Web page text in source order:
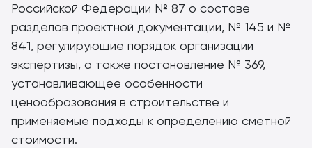
Российской Федерации № 87 о составе
разделов проектной документации, № 145 и №
841, регулирующие порядок организации
экспертизы, а также постановление № 369,
устанавливающее особенности
ценообразования в строительстве и
применяемые подходы к определению сметной
стоимости.